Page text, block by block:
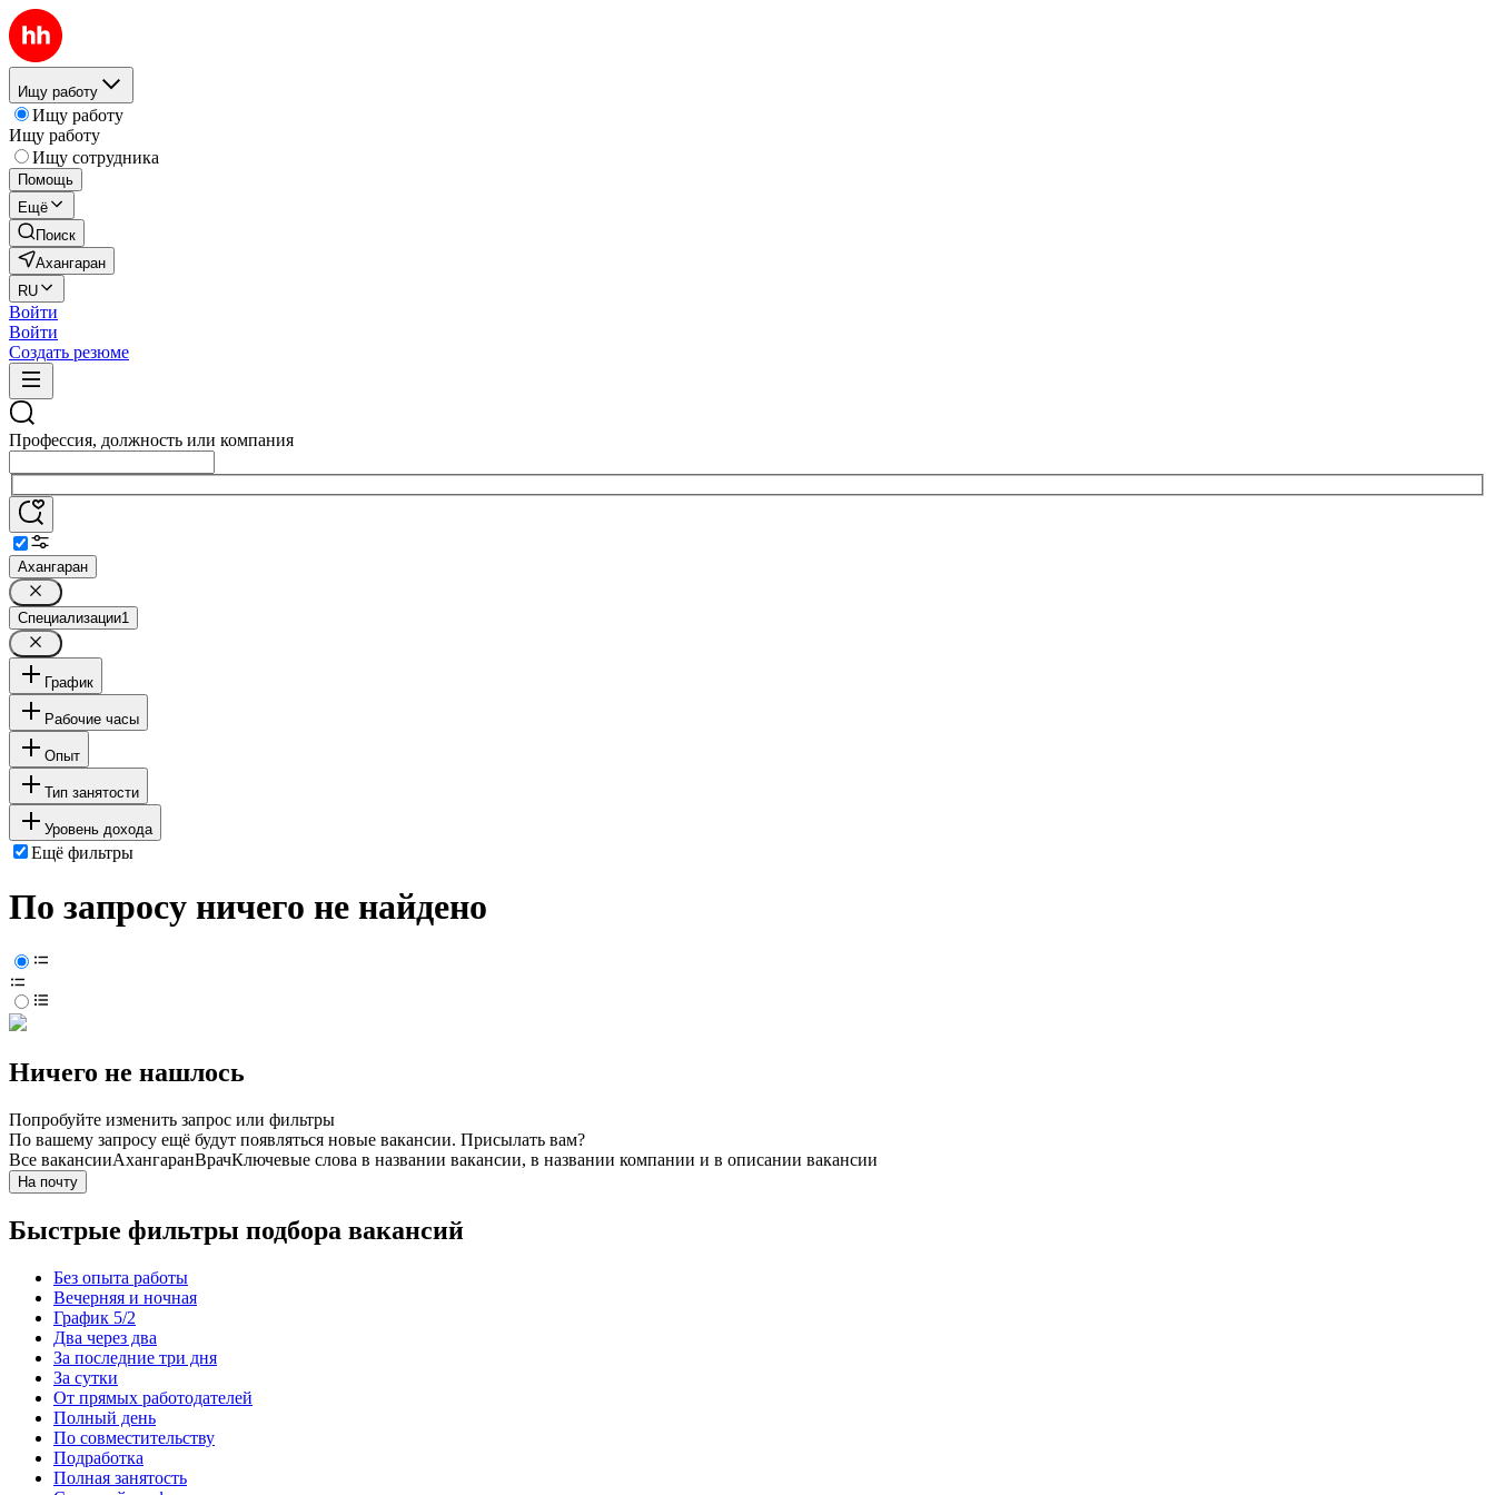
Ищу работу
Ищу работу
Ищу работу
Ищу сотрудника
Помощь
Ещё
Поиск
Ахангаран
RU
Войти
Войти
Создать резюме
Профессия, должность или компания
Ахангаран
Специализации1
График
Рабочие часы
Опыт
Тип занятости
Уровень дохода
Ещё фильтры
По запросу ничего не найдено
Ничего не нашлось
Попробуйте изменить запрос или фильтры
По вашему запросу ещё будут появляться новые вакансии. Присылать вам?
Все вакансииАхангаранВрачКлючевые слова в названии вакансии, в названии компании и в описании вакансии
На почту
Быстрые фильтры подбора вакансий
Без опыта работы
Вечерняя и ночная
График 5/2
Два через два
За последние три дня
За сутки
От прямых работодателей
Полный день
По совместительству
Подработка
Полная занятость